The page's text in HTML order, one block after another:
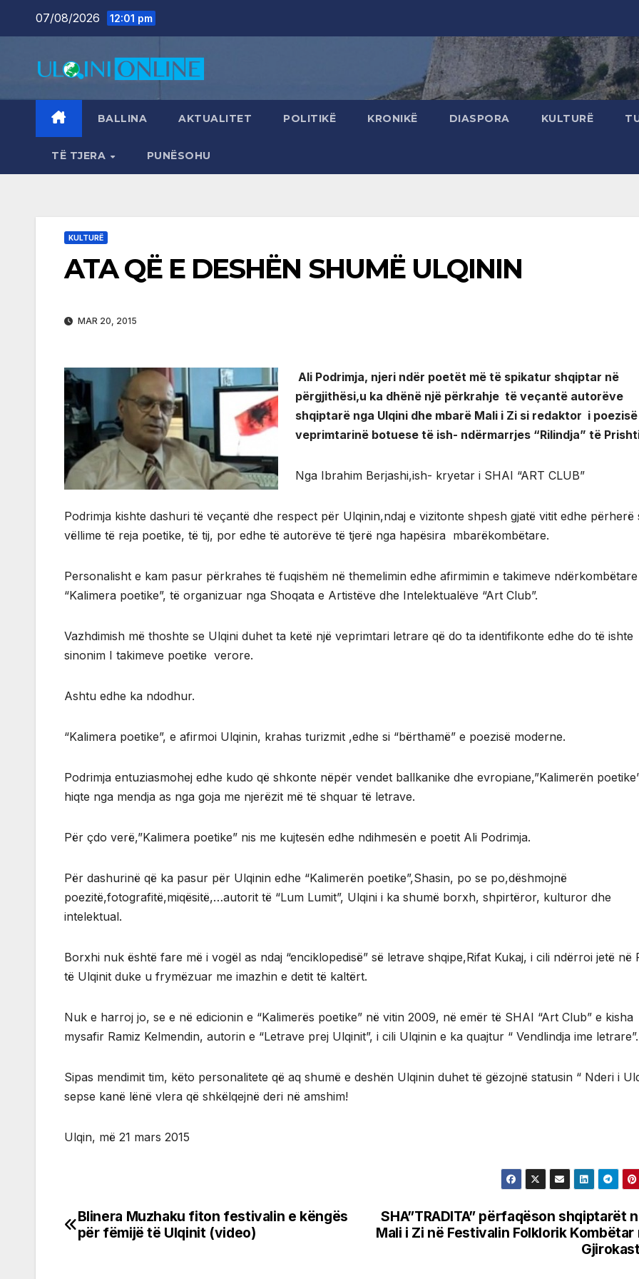
07/08/2026 12:01 pm
BALLINA AKTUALITET POLITIKË KRONIKË DIASPORA KULTURË
TË TJERA PUNËSOHU
KULTURË
ATA QË E DESHËN SHUMË ULQININ
MAR 20, 2015
Ali Podrimja, njeri ndër poetët më të spikatur shqiptar në
përgjithësi,u ka dhënë një përkrahje të veçantë autorëve
shqiptarë nga Ulqini dhe mbarë Mali i Zi si redaktor i
veprimtarinë botuese të ish- ndërmarrjes “Rilindja” të
Nga Ibrahim Berjashi,ish- kryetar i SHAI “ART CLUB”
Podrimja kishte dashuri të veçantë dhe respect për Ulqinin,ndaj e vizitonte shpesh gjatë vitit edhe përherë
vëllime të reja poetike, të tij, por edhe të autorëve të tjerë nga hapësira mbarëkombëtare.
Personalisht e kam pasur përkrahes të fuqishëm në themelimin edhe afirmimin e takimeve ndërkombëtare
“Kalimera poetike”, të organizuar nga Shoqata e Artistëve dhe Intelektualëve “Art Club”.
Vazhdimish më thoshte se Ulqini duhet ta ketë një veprimtari letrare që do ta identifikonte edhe do të ishte
sinonim I takimeve poetike verore.
Ashtu edhe ka ndodhur.
“Kalimera poetike”, e afirmoi Ulqinin, krahas turizmit ,edhe si “bërthamë” e poezisë moderne.
Podrimja entuziasmohej edhe kudo që shkonte nëpër vendet ballkanike dhe evropiane,”Kalimerën
hiqte nga mendja as nga goja me njerëzit më të shquar të letrave.
Për çdo verë,”Kalimera poetike” nis me kujtesën edhe ndihmesën e poetit Ali Podrimja.
Për dashurinë që ka pasur për Ulqinin edhe “Kalimerën poetike”,Shasin, po se po,dëshmojnë
poezitë,fotografitë,miqësitë,…autorit të “Lum Lumit”, Ulqini i ka shumë borxh, shpirtëror, kulturor dhe
intelektual.
Borxhi nuk është fare më i vogël as ndaj “enciklopedisë” së letrave shqipe,Rifat Kukaj, i cili ndërroi jetë në
të Ulqinit duke u frymëzuar me imazhin e detit të kaltërt.
Nuk e harroj jo, se e në edicionin e “Kalimerës poetike” në vitin 2009, në emër të SHAI “Art Club” e kisha
mysafir Ramiz Kelmendin, autorin e “Letrave prej Ulqinit”, i cili Ulqinin e ka quajtur “ Vendlindja ime letrare”.
Sipas mendimit tim, këto personalitete që aq shumë e deshën Ulqinin duhet të gëzojnë statusin “ Nderi i
sepse kanë lënë vlera që shkëlqejnë deri në amshim!
Ulqin, më 21 mars 2015
Post
SHA”TRADITA” përfaqëson shqiptarët
Mali i Zi në Festivalin Folklorik Kombëtar
Blinera Muzhaku fiton festivalin e këngës
për fëmijë të Ulqinit (video)